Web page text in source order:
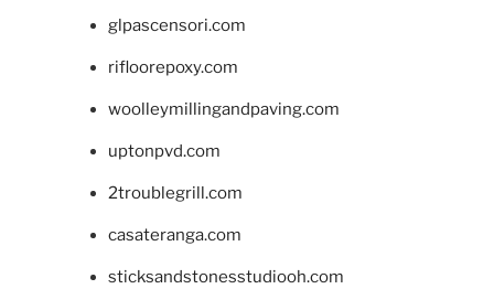
glpascensori.com
rifloorepoxy.com
woolleymillingandpaving.com
uptonpvd.com
2troublegrill.com
casateranga.com
sticksandstonesstudiooh.com